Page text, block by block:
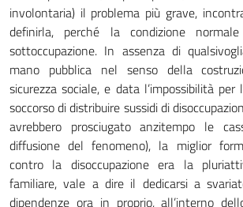
involontaria) il problema più grave,
definirla, perché la condizione
sottoccupazione. In assenza di
mano pubblica nel senso della
sicurezza sociale, e data l’impossibilità
soccorso di distribuire sussidi di
avrebbero prosciugato anzitempo le
diffusione del fenomeno), la miglior
contro la disoccupazione era la
familiare, vale a dire il dedicarsi a
dipendenze ora in proprio, all’interno